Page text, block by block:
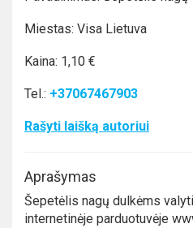
Miestas: Visa Lietuva
Kaina: 1,10 €
Tel.: +37067467903
Rašyti laišką autoriui
Aprašymas
Šepetėlis nagų dulkėms
internetinėje parduotuvėje